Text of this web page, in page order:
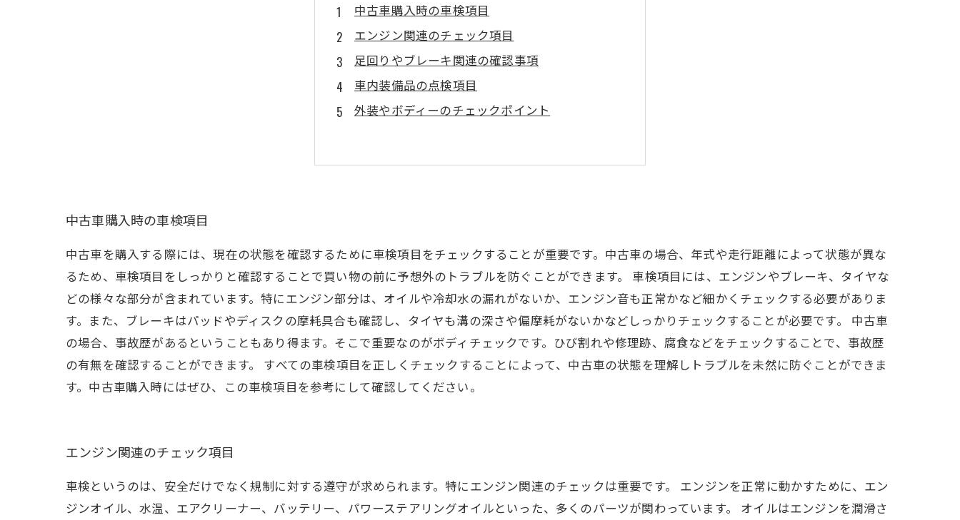
中古車購入時の車検項目
エンジン関連のチェック項目
足回りやブレーキ関連の確認事項
車内装備品の点検項目
外装やボディーのチェックポイント
中古車購入時の車検項目
中古車を購入する際には、現在の状態を確認するために車検項目をチェックすることが重要です。中古車の場合、年式や走行距離によって状態が異な
るため、車検項目をしっかりと確認することで買い物の前に予想外のトラブルを防ぐことができます。 車検項目には、エンジンやブレーキ、タイヤな
どの様々な部分が含まれています。特にエンジン部分は、オイルや冷却水の漏れがないか、エンジン音も正常かなど細かくチェックする必要がありま
す。また、ブレーキはパッドやディスクの摩耗具合も確認し、タイヤも溝の深さや偏摩耗がないかなどしっかりチェックすることが必要です。 中古車
の場合、事故歴があるということもあり得ます。そこで重要なのがボディチェックです。ひび割れや修理跡、腐食などをチェックすることで、事故歴
の有無を確認することができます。 すべての車検項目を正しくチェックすることによって、中古車の状態を理解しトラブルを未然に防ぐことができま
す。中古車購入時にはぜひ、この車検項目を参考にして確認してください。
エンジン関連のチェック項目
車検というのは、安全だけでなく規制に対する遵守が求められます。特にエンジン関連のチェックは重要です。 エンジンを正常に動かすために、エン
ジンオイル、水温、エアクリーナー、バッテリー、パワーステアリングオイルといった、多くのパーツが関わっています。 オイルはエンジンを潤滑さ